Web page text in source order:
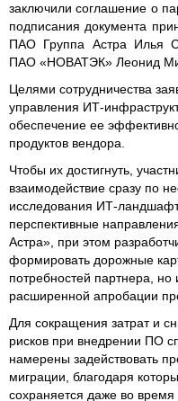
заключили соглашение о
подписания документа
ПАО Группа Астра Илья
ПАО «НОВАТЭК» Леонид
Целями сотрудничества
управления ИТ-
обеспечение ее
продуктов вендора.
Чтобы их достигнуть,
взаимодействие сразу по
исследования ИТ-
перспективные
Астра», при этом
формировать дорожные
потребностей партнера, но
расширенной апробации
Для сокращения затрат и
рисков при внедрении ПО
намерены задействовать
миграции, благодаря
сохраняется даже во время